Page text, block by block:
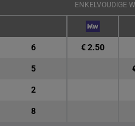
ENKELVOUDIGE
6 € 2.50
5
2
8